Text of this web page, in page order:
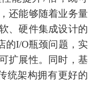
还能够随着业务量
、硬件集成设计的
的I/O瓶颈问题，实
扩展性。同时，基
统架构拥有更好的